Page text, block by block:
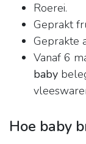
Roerei.
Geprakt
Geprakte
Vanaf 6
baby
Hoe baby